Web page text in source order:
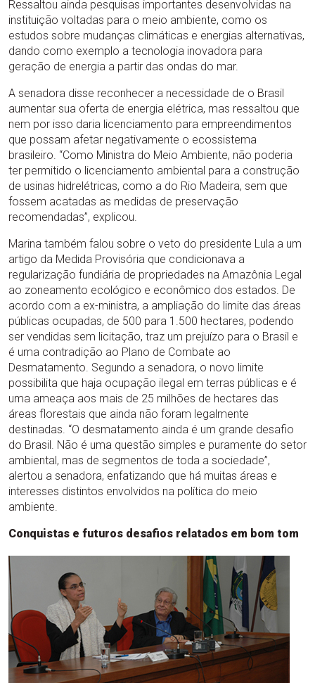
Ressaltou ainda pesquisas importantes desenvolvidas na
instituição voltadas para o meio ambiente, como os
estudos sobre mudanças climáticas e energias alternativas,
dando como exemplo a tecnologia inovadora para
geração de energia a partir das ondas do mar.
A senadora disse reconhecer a necessidade de o Brasil
aumentar sua oferta de energia elétrica, mas ressaltou que
nem por isso daria licenciamento para empreendimentos
que possam afetar negativamente o ecossistema
brasileiro. “Como Ministra do Meio Ambiente, não poderia
ter permitido o licenciamento ambiental para a construção
de usinas hidrelétricas, como a do Rio Madeira, sem que
fossem acatadas as medidas de preservação
recomendadas”, explicou.
Marina também falou sobre o veto do presidente Lula a um
artigo da Medida Provisória que condicionava a
regularização fundiária de propriedades na Amazônia Legal
ao zoneamento ecológico e econômico dos estados. De
acordo com a ex-ministra, a ampliação do limite das áreas
públicas ocupadas, de 500 para 1.500 hectares, podendo
ser vendidas sem licitação, traz um prejuízo para o Brasil e
é uma contradição ao Plano de Combate ao
Desmatamento. Segundo a senadora, o novo limite
possibilita que haja ocupação ilegal em terras públicas e é
uma ameaça aos mais de 25 milhões de hectares das
áreas florestais que ainda não foram legalmente
destinadas. “O desmatamento ainda é um grande desafio
do Brasil. Não é uma questão simples e puramente do setor
ambiental, mas de segmentos de toda a sociedade”,
alertou a senadora, enfatizando que há muitas áreas e
interesses distintos envolvidos na política do meio
ambiente.
Conquistas e futuros desafios relatados em bom tom